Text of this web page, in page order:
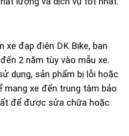
xe đạp điện DK Bike, bạn
2 năm tùy vào mẫu xe.
dụng, sản phẩm bị lỗi hoặc
mang xe đến trung tâm bảo
để được sửa chữa hoặc